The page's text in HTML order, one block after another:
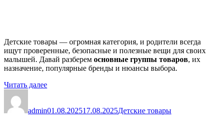
Детские товары — огромная категория, и родители всегда
ищут проверенные, безопасные и полезные вещи для своих
малышей. Давай разберем основные группы товаров, их
назначение, популярные бренды и нюансы выбора.
Читать далее«Детские
admin01.08.202517.08.2025Детские товары